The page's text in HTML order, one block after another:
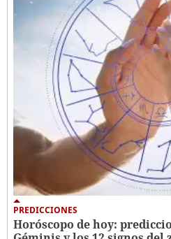
PREDICCIONES
Horóscopo de hoy: